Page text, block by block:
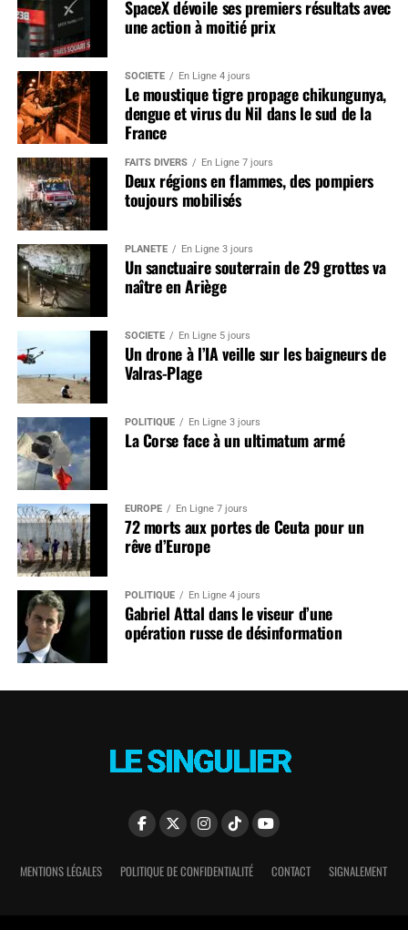
SpaceX dévoile ses premiers résultats avec
une action à moitié prix
SOCIÉTÉ En Ligne 4 jours
Le moustique tigre propage chikungunya,
dengue et virus du Nil dans le sud de la
France
FAITS DIVERS En Ligne 7 jours
Deux régions en flammes, des pompiers
toujours mobilisés
PLANÈTE En Ligne 3 jours
Un sanctuaire souterrain de 29 grottes va
naître en Ariège
SOCIÉTÉ En Ligne 5 jours
Un drone à l’IA veille sur les baigneurs de
Valras-Plage
POLITIQUE En Ligne 3 jours
La Corse face à un ultimatum armé
EUROPE En Ligne 7 jours
72 morts aux portes de Ceuta pour un
rêve d’Europe
POLITIQUE En Ligne 4 jours
Gabriel Attal dans le viseur d’une
opération russe de désinformation
MENTIONS LÉGALES POLITIQUE DE CONFIDENTIALITÉ CONTACT SIGNALEMENT